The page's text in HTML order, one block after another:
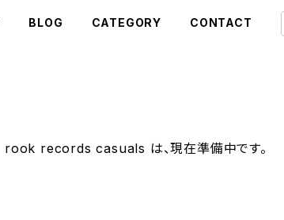
BLOG CATEGORY CONTACT
rook records casuals は、現在準備中です。